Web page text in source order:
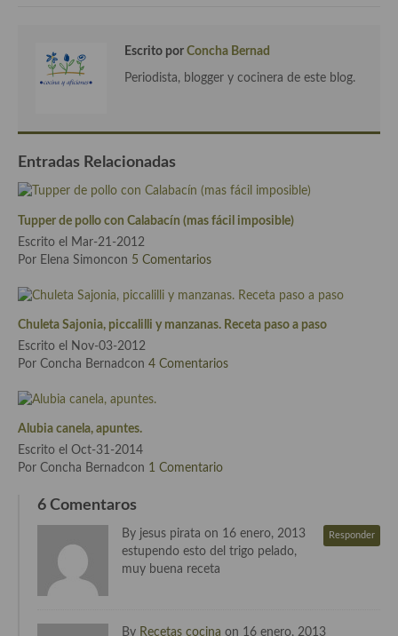
Cocina israelí
Cocina libanesa
Cocina Siria
Cocina Azerí (Azerbaiyán)
Cocina de Egipto
Cocina de Tunez
Cocina Oriental
Cocina Japonesa
Cocina Vietnamita
Cocina camboyana
Cocina HIndú
Cocina China
Cocina del Pacifico
Escrito por Concha Bernad
Periodista, blogger y cocinera de este blog.
Entradas Relacionadas
Tupper de pollo con Calabacín (mas fácil imposible)
Escrito el Mar-21-2012
Por Elena Simoncon 5 Comentarios
Chuleta Sajonia, piccalilli y manzanas. Receta paso a paso
Escrito el Nov-03-2012
Por Concha Bernadcon 4 Comentarios
Alubia canela, apuntes.
Escrito el Oct-31-2014
Por Concha Bernadcon 1 Comentario
6 Comentaros
By jesus pirata on 16 enero, 2013 Responder
estupendo esto del trigo pelado,
muy buena receta
By Recetas cocina on 16 enero, 2013